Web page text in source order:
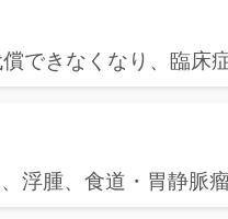
できなくなり、臨床
浮腫、食道・胃静脈